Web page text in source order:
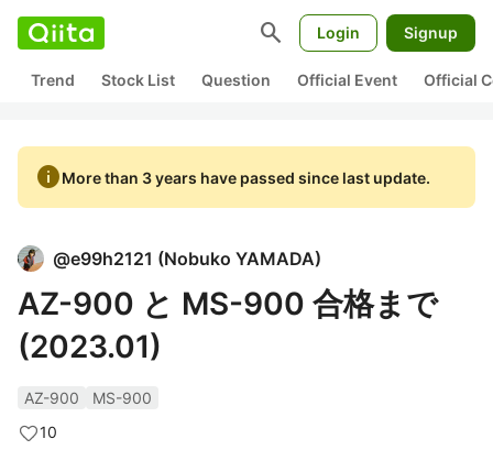
search Login Signup
Trend Stock List Question Official Event Official
infoMore than 3 years have passed since last update.
@e99h2121 (Nobuko YAMADA)
AZ-900 と MS-900 合格まで
(2023.01)
AZ-900
MS-900
10